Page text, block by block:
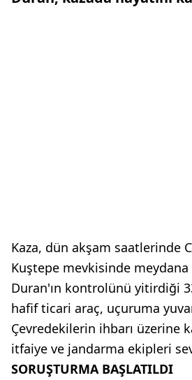
Kaza, dün akşam saatlerinde
Kuştepe mevkisinde
Duran'ın kontrolünü yitirdiği
hafif ticari araç, uçuruma
Çevredekilerin ihbarı üzerine
itfaiye ve jandarma ekipleri
SORUŞTURMA BAŞLATILDI